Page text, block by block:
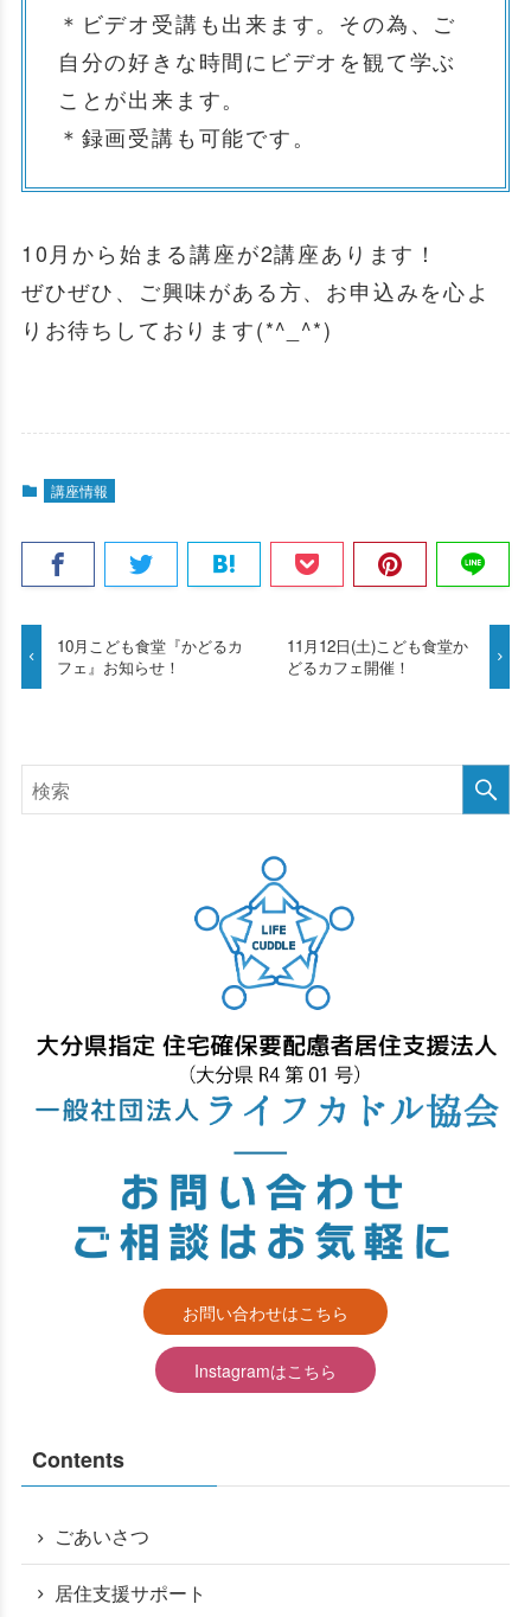
＊ビデオ受講も出来ます。その為、ご
自分の好きな時間にビデオを観て学ぶ
ことが出来ます。
＊録画受講も可能です。
10月から始まる講座が2講座あります！
ぜひぜひ、ご興味がある方、お申込みを心よ
りお待ちしております(*^_^*)
講座情報
10月こども食堂『かどるカ
フェ』お知らせ！
11月12日(土)こども食堂か
どるカフェ開催！
索
お問い合わせはこちら
Instagramはこちら
Contents
ごあいさつ
居住支援サポート